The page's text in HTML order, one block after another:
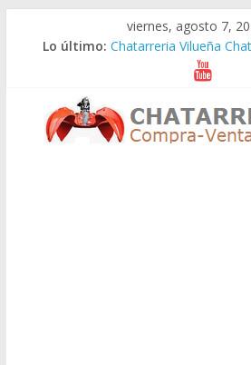
viernes, agosto 7,
Lo último: Chatarreria Vilueña
Chatarreria Zuera
Chatarreria Zaragoza
Chatarreria Zaida
Chatarreria Vistabella